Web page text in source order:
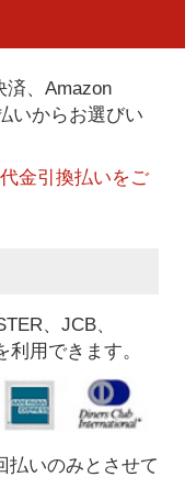
済、Amazon
いからお選びい
金引換払いをご
、JCB、
用できます。
払いのみとさせて